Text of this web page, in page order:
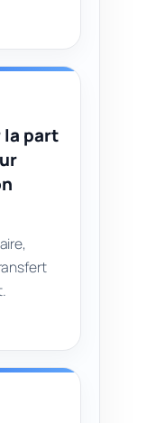
la part